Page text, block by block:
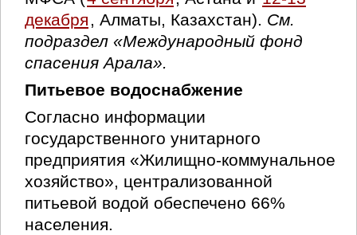
декабря , Алматы, Казахстан). См.
подраздел «Международный фонд
спасения Арала».
Питьевое водоснабжение
Согласно информации
государственного унитарного
предприятия «Жилищно-коммунальное
хозяйство», централизованной
питьевой водой обеспечено 66%
населения.